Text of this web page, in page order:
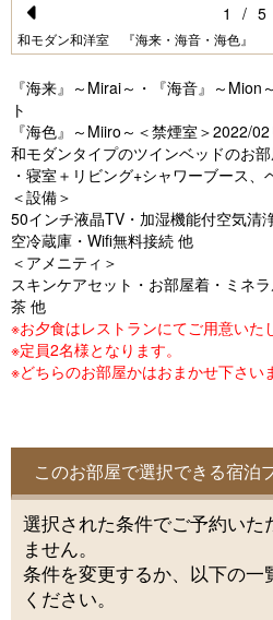
Pr
e
vi
o
u
s
和モダン和洋室 『海来・海音・海色』
1 / 5
『海来』～Mirai～・『海音』～
ト
『海色』～Miiro～＜禁煙室＞2022/
和モダンタイプのツインベッドのお部
・寝室＋リビング+シャワーブース
＜設備＞
50インチ液晶TV・加湿機能付空気清
空冷蔵庫・Wifi無料接続 他
＜アメニティ＞
スキンケアセット・お部屋着・ミネ
茶 他
※お夕食はレストランにてご用意いた
※定員2名様となります。
※どちらのお部屋かはおまかせ下さい
このお部屋で選択できる宿泊
選択された条件でご予約いた
ません。
条件を変更するか、以下の一
ください。